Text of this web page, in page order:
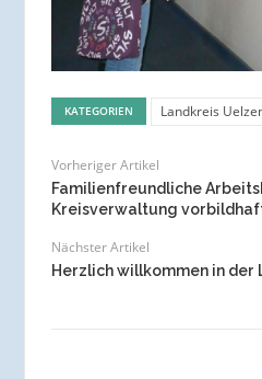
KATEGORIEN Landkreis
Vorheriger Artikel
Familienfreundliche
Kreisverwaltung
Nächster Artikel
Herzlich willkommen in